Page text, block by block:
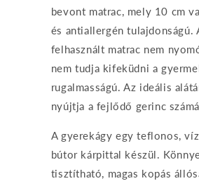
bevont matrac, mely 10 cm
és antiallergén tulajdonságú.
felhasznált matrac nem
nem tudja kifeküdni a
rugalmasságú. Az ideális
nyújtja a fejlődő gerinc
A gyerekágy egy teflonos,
bútor kárpittal készül.
tisztítható, magas kopás